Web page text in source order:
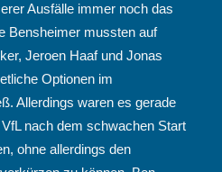
Ausfälle immer noch das
Bensheimer mussten auf
Jeroen Haaf und Jonas
Optionen im
Allerdings waren es gerade
nach dem schwachen Start
ohne allerdings den